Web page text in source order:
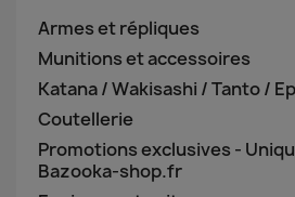
Armes et répliques
Munitions et accessoires
Katana / Wakisashi / Tanto /
Coutellerie
Promotions exclusives -
Bazooka-shop.fr